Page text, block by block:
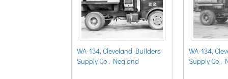
WA-134, Cleveland Builders
Supply Co , Neg and
WA-134,
Supply Co ,